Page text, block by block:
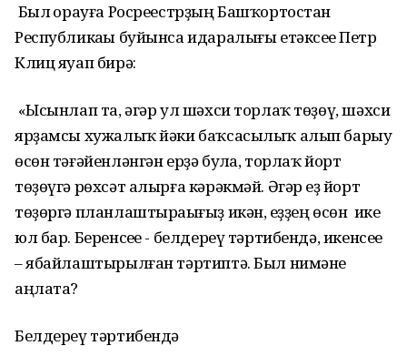
Был һорауға Росреестрҙың Башҡортостан
Республикаһы буйынса идаралығы етәксеһе Петр
Клиц яуап бирә:
«Ысынлап та, әгәр ул шәхси торлаҡ төҙөү, шәхси
ярҙамсы хужалыҡ йәки баҡсасылыҡ алып барыу
өсөн тәғәйенләнгән ерҙә булһа, торлаҡ йорт
төҙөүгә рөхсәт алырға кәрәкмәй. Әгәр һеҙ йорт
төҙөргә планлаштыраһығыҙ икән, һеҙҙең өсөн ике
юл бар. Беренсеһе - белдереү тәртибендә, икенсеһе
– ябайлаштырылған тәртиптә. Был нимәне
аңлата?
Белдереү тәртибендә